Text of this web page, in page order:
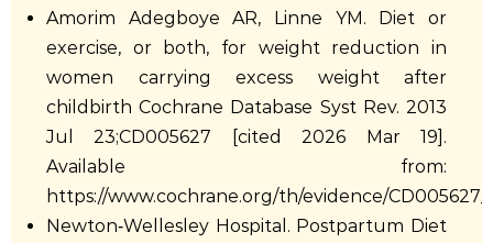
Amorim Adegboye AR, Linne YM. Diet or
exercise, or both, for weight reduction in
women carrying excess weight after
childbirth Cochrane Database Syst Rev. 2013
Jul 23;CD005627 [cited 2026 Mar 19].
Available from:
https://www.cochrane.org/th/evidence/
Newton‑Wellesley Hospital. Postpartum Diet